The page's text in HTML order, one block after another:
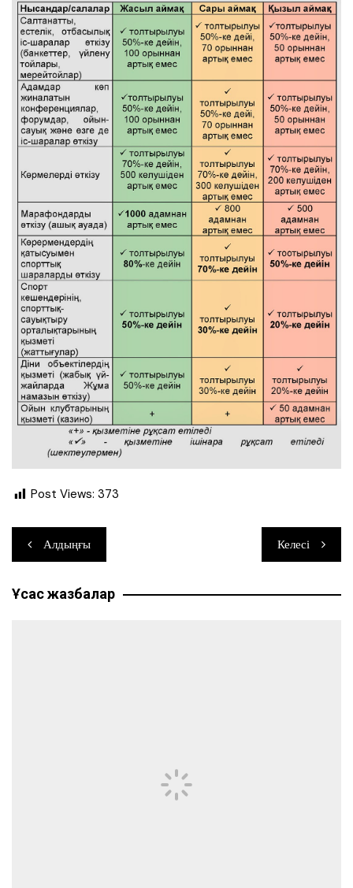
Post Views: 373
Навигация
по
записям
Алдыңғы Келесі
Ұқсас жазбалар